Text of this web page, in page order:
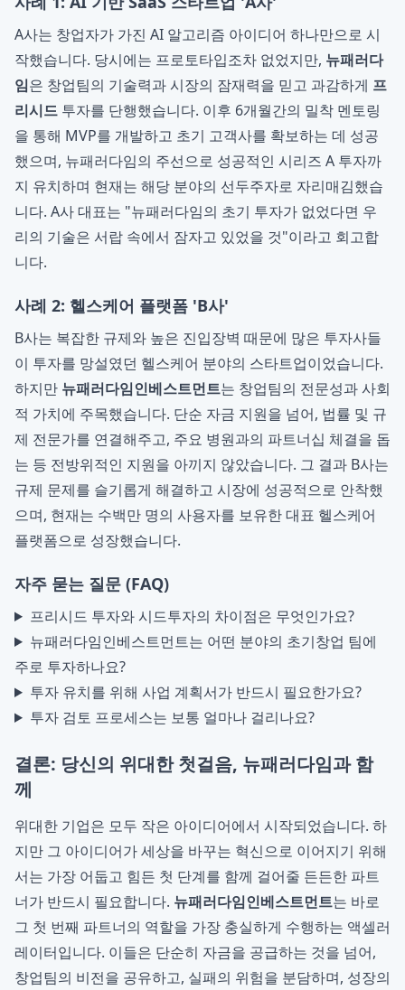
A사는 창업자가 가진 AI 알고리즘 아이디어 하나만으로 시
작했습니다. 당시에는 프로토타입조차 없었지만, 뉴패러다
임은 창업팀의 기술력과 시장의 잠재력을 믿고 과감하게 프
리시드 투자를 단행했습니다. 이후 6개월간의 밀착 멘토링
을 통해 MVP를 개발하고 초기 고객사를 확보하는 데 성공
했으며, 뉴패러다임의 주선으로 성공적인 시리즈 A 투자까
지 유치하며 현재는 해당 분야의 선두주자로 자리매김했습
니다. A사 대표는 "뉴패러다임의 초기 투자가 없었다면 우
리의 기술은 서랍 속에서 잠자고 있었을 것"이라고 회고합
니다.
사례 2: 헬스케어 플랫폼 'B사'
B사는 복잡한 규제와 높은 진입장벽 때문에 많은 투자사들
이 투자를 망설였던 헬스케어 분야의 스타트업이었습니다.
하지만 뉴패러다임인베스트먼트는 창업팀의 전문성과 사회
적 가치에 주목했습니다. 단순 자금 지원을 넘어, 법률 및 규
제 전문가를 연결해주고, 주요 병원과의 파트너십 체결을 돕
는 등 전방위적인 지원을 아끼지 않았습니다. 그 결과 B사는
규제 문제를 슬기롭게 해결하고 시장에 성공적으로 안착했
으며, 현재는 수백만 명의 사용자를 보유한 대표 헬스케어
플랫폼으로 성장했습니다.
자주 묻는 질문 (FAQ)
프리시드 투자와 시드투자의 차이점은 무엇인가요?
뉴패러다임인베스트먼트는 어떤 분야의 초기창업 팀에
주로 투자하나요?
투자 유치를 위해 사업 계획서가 반드시 필요한가요?
투자 검토 프로세스는 보통 얼마나 걸리나요?
결론: 당신의 위대한 첫걸음, 뉴패러다임과 함
께
위대한 기업은 모두 작은 아이디어에서 시작되었습니다. 하
지만 그 아이디어가 세상을 바꾸는 혁신으로 이어지기 위해
서는 가장 어둡고 힘든 첫 단계를 함께 걸어줄 든든한 파트
너가 반드시 필요합니다. 뉴패러다임인베스트먼트는 바로
그 첫 번째 파트너의 역할을 가장 충실하게 수행하는 액셀러
레이터입니다. 이들은 단순히 자금을 공급하는 것을 넘어,
창업팀의 비전을 공유하고, 실패의 위험을 분담하며, 성장의